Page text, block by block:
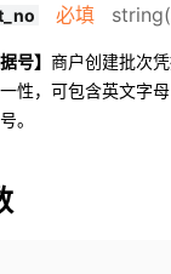
必填
号】 商户创建批次
性，可包含英文字
。